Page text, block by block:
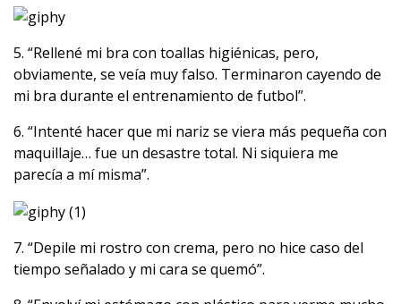
5. “Rellené mi bra con toallas higiénicas, pero,
obviamente, se veía muy falso. Terminaron cayendo de
mi bra durante el entrenamiento de futbol”.
6. “Intenté hacer que mi nariz se viera más pequeña con
maquillaje… fue un desastre total. Ni siquiera me
parecía a mí misma”.
7. “Depile mi rostro con crema, pero no hice caso del
tiempo señalado y mi cara se quemó”.